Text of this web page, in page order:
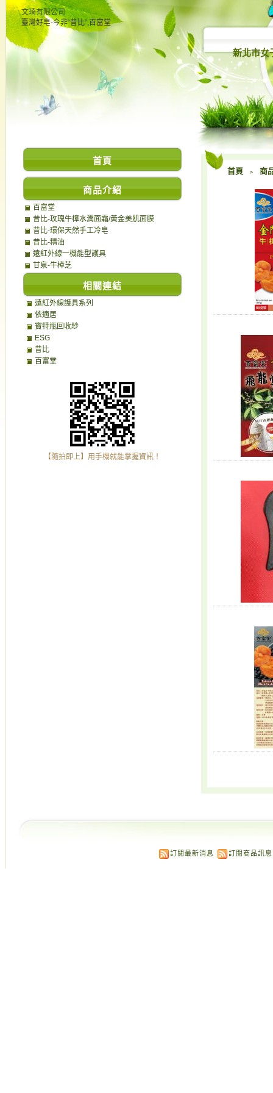
文琦有限公司
臺灣好皂-今非“昔比”,百富堂
新北市女
首頁 ﹥ 商
首頁
商品介紹
百富堂
昔比-玫瑰牛樟水潤面霜/黃金美肌面膜
昔比-環保天然手工冷皂
昔比-精油
遠紅外線一機能型護具
甘泉-牛樟芝
相關連結
遠紅外線謢具系列
依適居
寶特瓶回收紗
ESG
昔比
百富堂
【隨拍即上】用手機就能掌握資訊！
訂閱最新消息 訂閱商品訊息